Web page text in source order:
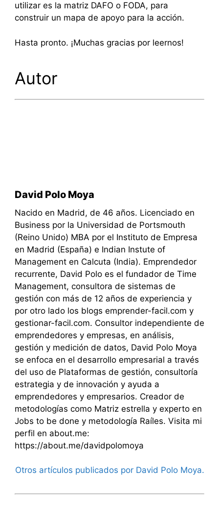
utilizar es la matriz DAFO o FODA, para
construir un mapa de apoyo para la acción.
Hasta pronto. ¡Muchas gracias por leernos!
Autor
David Polo Moya
Nacido en Madrid, de 46 años. Licenciado en
Business por la Universidad de Portsmouth
(Reino Unido) MBA por el Instituto de Empresa
en Madrid (España) e Indian Instute of
Management en Calcuta (India). Emprendedor
recurrente, David Polo es el fundador de Time
Management, consultora de sistemas de
gestión con más de 12 años de experiencia y
por otro lado los blogs emprender-facil.com y
gestionar-facil.com. Consultor independiente de
emprendedores y empresas, en análisis,
gestión y medición de datos, David Polo Moya
se enfoca en el desarrollo empresarial a través
del uso de Plataformas de gestión, consultoría
estrategia y de innovación y ayuda a
emprendedores y empresarios. Creador de
metodologías como Matriz estrella y experto en
Jobs to be done y metodología Raíles. Visita mi
perfil en about.me:
https://about.me/davidpolomoya
Otros artículos publicados por David Polo Moya.